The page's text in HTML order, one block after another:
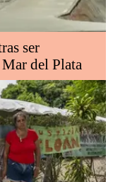
ser
del Plata